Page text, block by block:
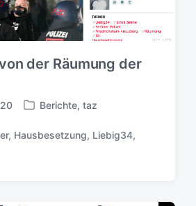
der Räumung der
V
r
Berichte, taz
, Hausbesetzung, Liebig34,